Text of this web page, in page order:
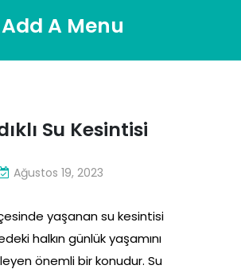
Add A Menu
Su Kesintisi
Ağustos 19, 2023
ilçesinde yaşanan su kesintisi
halkın günlük yaşamını
önemli bir konudur. Su